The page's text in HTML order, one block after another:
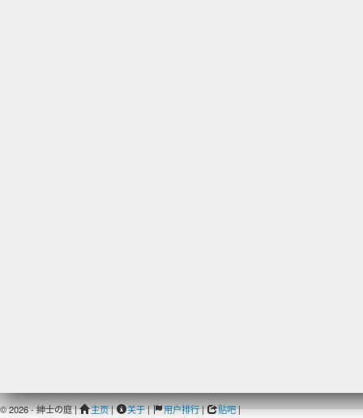
© 2026 - 紳士の庭 | 主页| 关于| 用户排行| 贴吧|